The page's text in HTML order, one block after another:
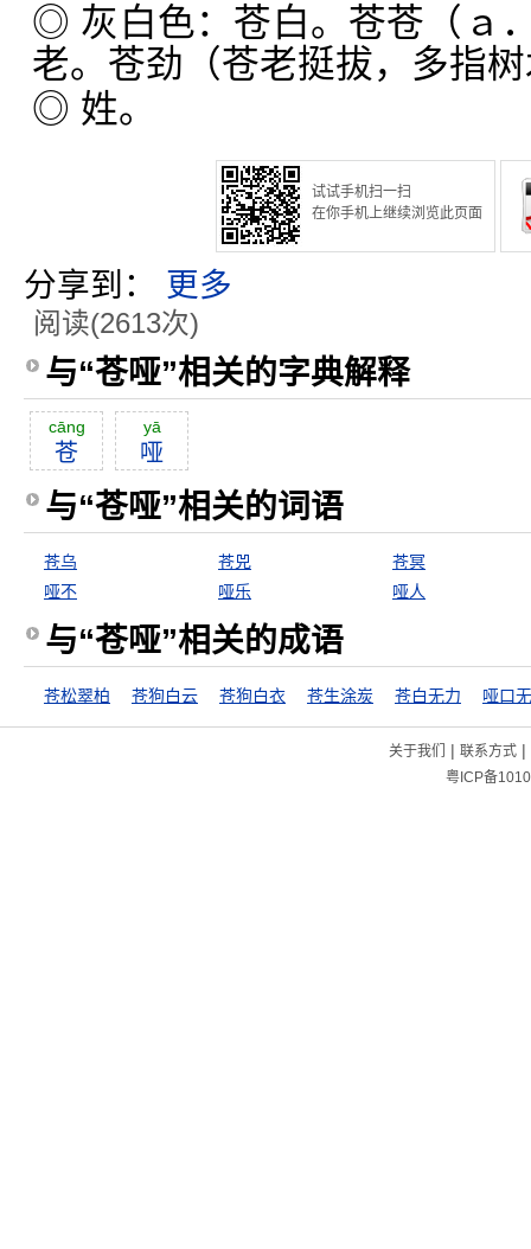
◎ 灰白色：苍白。苍苍（ａ
老。苍劲（苍老挺拔，多指
◎ 姓。
试试手机扫一扫
在你手机上继续浏览此页面
分享到： 更多
阅读(2613次)
与“苍哑”相关的字典解释
cāng
苍
yā
哑
与“苍哑”相关的词语
苍乌 苍兕
苍冥
哑不
哑乐 哑人
与“苍哑”相关的成语
苍松翠柏 苍狗白云 苍狗白衣 苍生涂炭 苍白无力 哑口
关于我们 | 联系方式|
粤ICP备